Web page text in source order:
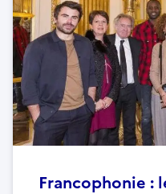
Francophonie :